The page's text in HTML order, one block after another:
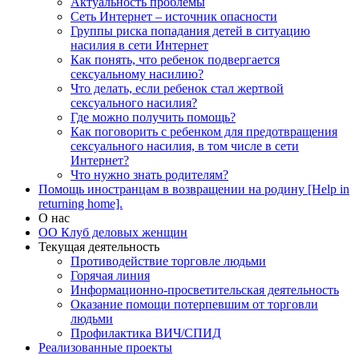
Сеть Интернет – источник опасности
Группы риска попадания детей в ситуацию
насилия в сети Интернет
Как понять, что ребенок подвергается
сексуальному насилию?
Что делать, если ребенок стал жертвой
сексуального насилия?
Где можно получить помощь?
Как поговорить с ребенком для предотвращения
сексуального насилия, в том числе в сети
Интернет?
Что нужно знать родителям?
Помощь иностранцам в возвращении на родину [Help in
returning home].
О нас
ОО Клуб деловых женщин
Текущая деятельность
Противодействие торговле людьми
Горячая линия
Информационно-просветительская деятельность
Оказание помощи потерпевшим от торговли
людьми
Профилактика ВИЧ/СПИД
Реализованные проекты